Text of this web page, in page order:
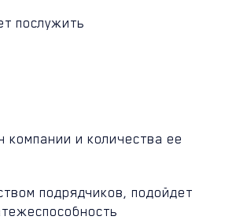
послужить
компании и количества ее
подрядчиков, подойдет